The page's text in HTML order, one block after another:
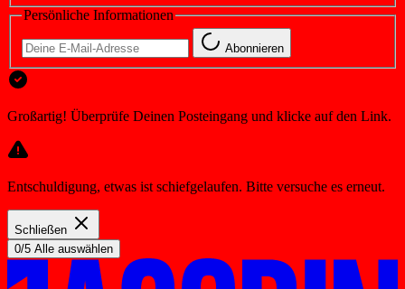
Persönliche Informationen
Abonnieren
Großartig! Überprüfe Deinen Posteingang und klicke auf den Link.
Entschuldigung, etwas ist schiefgelaufen. Bitte versuche es erneut.
Schließen
0/5 Alle auswählen